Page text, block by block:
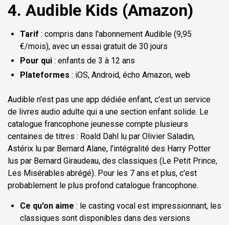
4. Audible Kids (Amazon)
Tarif : compris dans l'abonnement Audible (9,95
€/mois), avec un essai gratuit de 30 jours
Pour qui : enfants de 3 à 12 ans
Plateformes : iOS, Android, écho Amazon, web
Audible n'est pas une app dédiée enfant, c'est un service
de livres audio adulte qui a une section enfant solide. Le
catalogue francophone jeunesse compte plusieurs
centaines de titres : Roald Dahl lu par Olivier Saladin,
Astérix lu par Bernard Alane, l'intégralité des Harry Potter
lus par Bernard Giraudeau, des classiques (Le Petit Prince,
Les Misérables abrégé). Pour les 7 ans et plus, c'est
probablement le plus profond catalogue francophone.
Ce qu'on aime : le casting vocal est impressionnant, les
classiques sont disponibles dans des versions